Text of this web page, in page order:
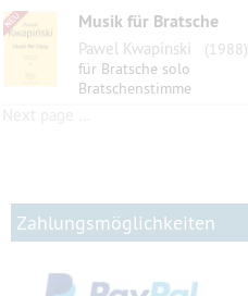
Musik für Bratsche
Pawel Kwapinski
(1988)
für Bratsche solo
Bratschenstimme
Zahlungsmöglichkeiten